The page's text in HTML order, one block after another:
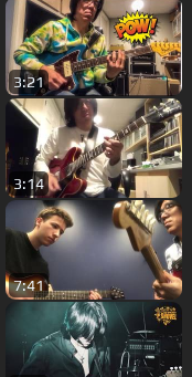
3:21
3:14
7:41